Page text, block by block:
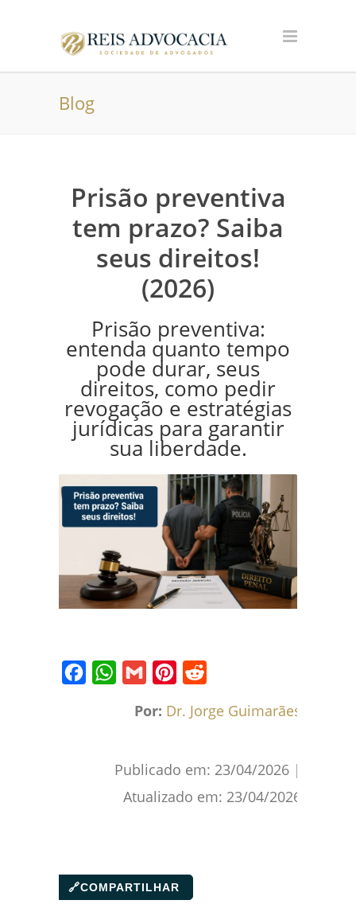
Blog
Prisão preventiva
tem prazo? Saiba
seus direitos!
(2026)
Prisão preventiva:
entenda quanto tempo
pode durar, seus
direitos, como pedir
revogação e estratégias
jurídicas para garantir
sua liberdade.
Por: Dr. Jorge Guimarães
Publicado em: 23/04/2026 |
Atualizado em: 23/04/2026
🔗COMPARTILHAR